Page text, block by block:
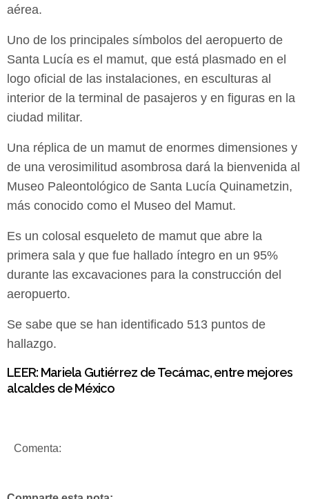
aérea.
Uno de los principales símbolos del aeropuerto de
Santa Lucía es el mamut, que está plasmado en el
logo oficial de las instalaciones, en esculturas al
interior de la terminal de pasajeros y en figuras en la
ciudad militar.
Una réplica de un mamut de enormes dimensiones y
de una verosimilitud asombrosa dará la bienvenida al
Museo Paleontológico de Santa Lucía Quinametzin,
más conocido como el Museo del Mamut.
Es un colosal esqueleto de mamut que abre la
primera sala y que fue hallado íntegro en un 95%
durante las excavaciones para la construcción del
aeropuerto.
Se sabe que se han identificado 513 puntos de
hallazgo.
LEER: Mariela Gutiérrez de Tecámac, entre mejores
alcaldes de México
Comenta: